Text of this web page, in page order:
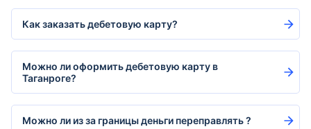
Как заказать дебетовую карту?
Можно ли оформить дебетовую карту в
Таганроге?
Можно ли из за границы деньги переправлять ?